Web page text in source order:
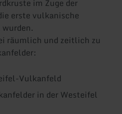
im Zuge der
erste vulkanische
räumlich und zeitlich zu
Vulkanfeld
in der Westeifel